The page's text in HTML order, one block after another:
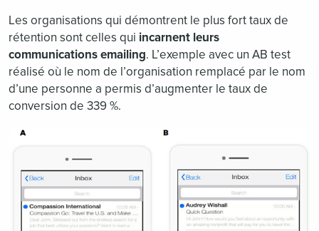
Les organisations qui démontrent le plus fort taux de
rétention sont celles qui incarnent leurs
communications emailing. L’exemple avec un AB test
réalisé où le nom de l’organisation remplacé par le nom
d’une personne a permis d’augmenter le taux de
conversion de 339 %.